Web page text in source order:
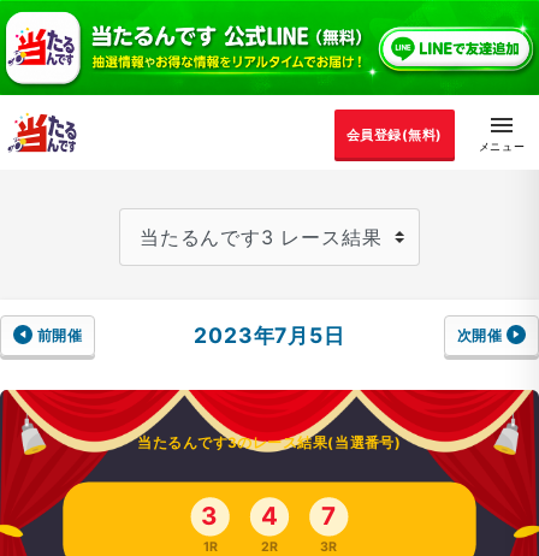
会員登録(無料)
前開催 2023年7月5日 次開催
当たるんです3のレース結果(当選番号)
3
1R
4
2R
7
3R